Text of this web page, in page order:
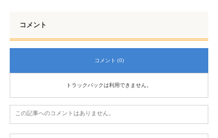
コメント
コメント (0)
トラックバックは利用できません。
この記事へのコメントはありません。